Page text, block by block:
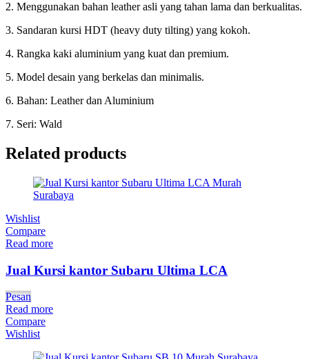
2. Menggunakan bahan leather asli yang tahan lama dan berkualitas.
3. Sandaran kursi HDT (heavy duty tilting) yang kokoh.
4. Rangka kaki aluminium yang kuat dan premium.
5. Model desain yang berkelas dan minimalis.
6. Bahan: Leather dan Aluminium
7. Seri: Wald
Related products
Wishlist
Compare
Read more
Jual Kursi kantor Subaru Ultima LCA
Pesan
Read more
Compare
Wishlist